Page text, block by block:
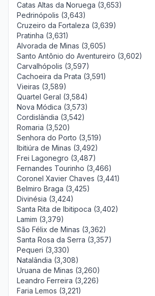
Catas Altas da Noruega (3,653)
Pedrinópolis (3,643)
Cruzeiro da Fortaleza (3,639)
Pratinha (3,631)
Alvorada de Minas (3,605)
Santo Antônio do Aventureiro (3,602)
Carvalhópolis (3,597)
Cachoeira da Prata (3,591)
Vieiras (3,589)
Quartel Geral (3,584)
Nova Módica (3,573)
Cordislândia (3,542)
Romaria (3,520)
Senhora do Porto (3,519)
Ibitiúra de Minas (3,492)
Frei Lagonegro (3,487)
Fernandes Tourinho (3,466)
Coronel Xavier Chaves (3,441)
Belmiro Braga (3,425)
Divinésia (3,424)
Santa Rita de Ibitipoca (3,402)
Lamim (3,379)
São Félix de Minas (3,362)
Santa Rosa da Serra (3,357)
Pequeri (3,330)
Natalândia (3,308)
Uruana de Minas (3,260)
Leandro Ferreira (3,226)
Faria Lemos (3,221)